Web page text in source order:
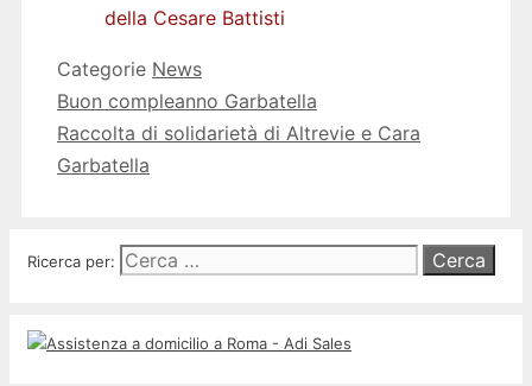
della Cesare Battisti
Categorie News
Buon compleanno Garbatella
Raccolta di solidarietà di Altrevie e Cara
Garbatella
Ricerca per: